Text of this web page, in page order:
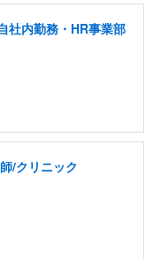
社内勤務・HR事業部
/クリニック